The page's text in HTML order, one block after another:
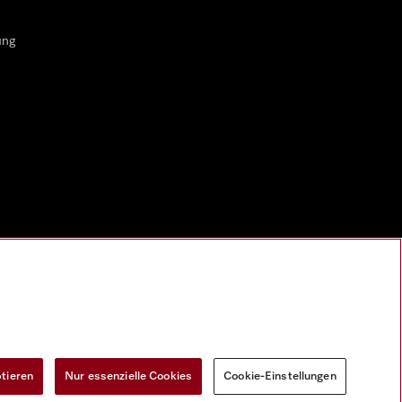
Nur essenzielle Cookies Cookie-Einstellungen